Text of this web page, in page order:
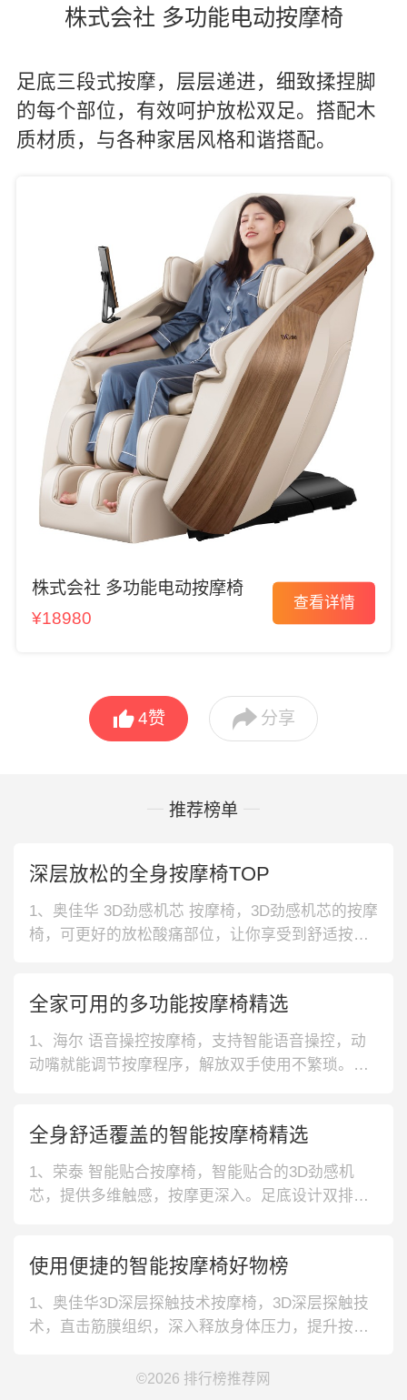
株式会社 多功能电动按摩椅
足底三段式按摩，层层递进，细致揉捏脚
的每个部位，有效呵护放松双足。搭配木
质材质，与各种家居风格和谐搭配。
株式会社 多功能电动按摩椅
¥18980
查看详情
4赞  分享
推荐榜单
深层放松的全身按摩椅TOP
1、奥佳华 3D劲感机芯 按摩椅，3D劲感机芯的按摩
椅，可更好的放松酸痛部位，让你享受到舒适按
深入刺激足底的穴位，为双脚带来更为舒适的放
松。内部多重保护设计，更好的保障按摩安全。3、
奥佳华 压感式传感器 按
全家可用的多功能按摩椅精选
1、海尔 语音操控按摩椅，支持智能语音操控，动
动嘴就能调节按摩程序，解放双手使用不繁琐。内
直达全身，促进血液循环，避免忽冷忽热。配置蓝
光1080P液晶触控屏，想要的功能一触即达。3、奥
克斯 独立环抱气囊按摩椅
全身舒适覆盖的智能按摩椅精选
1、荣泰 智能贴合按摩椅，智能贴合的3D劲感机
芯，提供多维触感，按摩更深入。足底设计双排刮
计，身体如置云端，带来更舒适的按摩体验。设计1
7种按摩程序，用户可自行调节，满足不同按摩需
求。3、ihoco 腰部恒温按
使用便捷的智能按摩椅好物榜
1、奥佳华3D深层探触技术按摩椅，3D深层探触技
术，直击筋膜组织，深入释放身体压力，提升按摩
行针对性按摩。2、奥佳华智能AI语音按摩椅，具备
©2026 排行榜推荐网